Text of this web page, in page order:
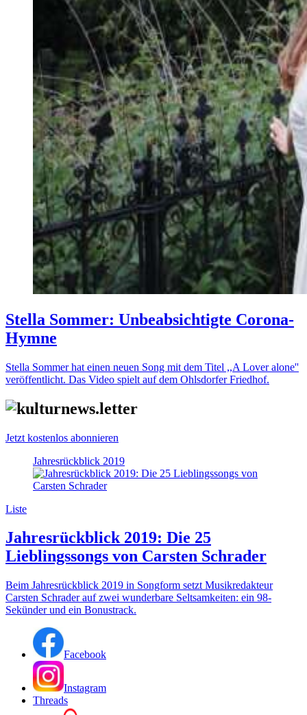
Stella Sommer: Unbeabsichtigte Corona-
Hymne
Stella Sommer hat einen neuen Song mit dem Titel ,,A Lover alone''
veröffentlicht. Das Video spielt auf dem Ohlsdorfer Friedhof.
Jetzt kostenlos abonnieren
Jahresrückblick 2019
Liste
Jahresrückblick 2019: Die 25
Lieblingssongs von Carsten Schrader
Beim Jahresrückblick 2019 in Songform setzt Musikredakteur
Carsten Schrader auf zwei wunderbare Seltsamkeiten: ein 98-
Sekünder und ein Bonustrack.
Facebook
Instagram
Threads